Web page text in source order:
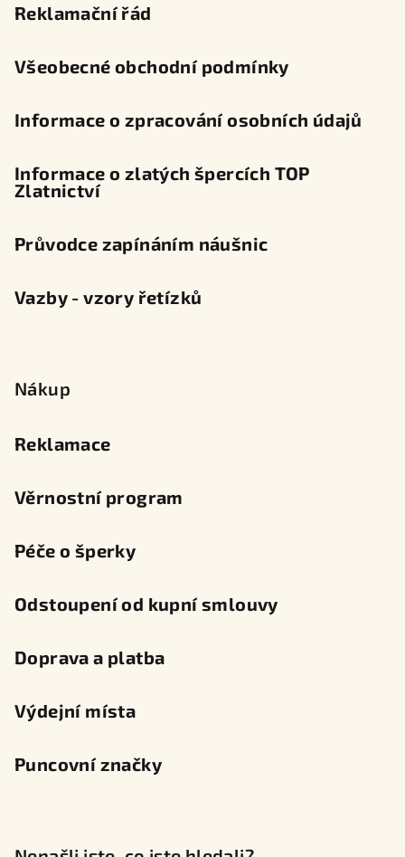
Reklamační řád
Všeobecné obchodní podmínky
Informace o zpracování osobních údajů
Informace o zlatých špercích TOP
Zlatnictví
Průvodce zapínáním náušnic
Vazby - vzory řetízků
Nákup
Reklamace
Věrnostní program
Péče o šperky
Odstoupení od kupní smlouvy
Doprava a platba
Výdejní místa
Puncovní značky